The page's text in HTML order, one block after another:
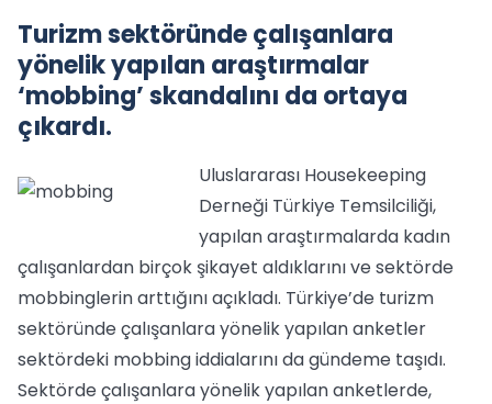
Turizm sektöründe çalışanlara
yönelik yapılan araştırmalar
‘mobbing’ skandalını da ortaya
çıkardı.
Uluslararası Housekeeping
Derneği Türkiye Temsilciliği,
yapılan araştırmalarda kadın
çalışanlardan birçok şikayet aldıklarını ve sektörde
mobbinglerin arttığını açıkladı. Türkiye’de turizm
sektöründe çalışanlara yönelik yapılan anketler
sektördeki mobbing iddialarını da gündeme taşıdı.
Sektörde çalışanlara yönelik yapılan anketlerde,